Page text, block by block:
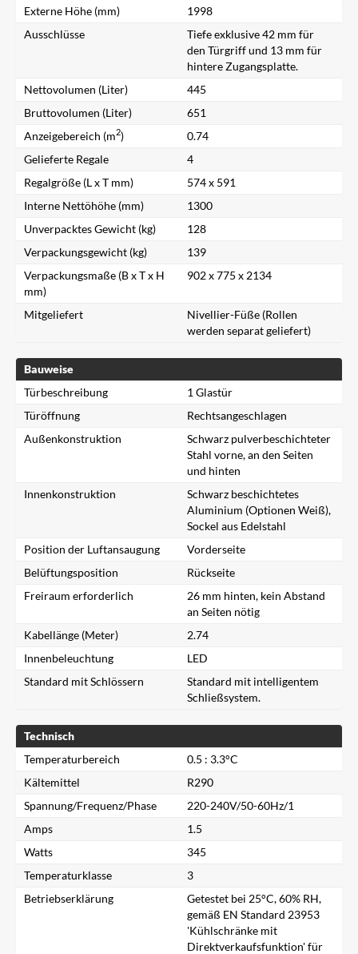
Schließen
Externe Höhe (mm)
1998
Ausschlüsse
Tiefe exklusive 42 mm für
den Türgriff und 13 mm für
hintere Zugangsplatte.
Nettovolumen (Liter)
445
Bruttovolumen (Liter)
651
Anzeigebereich (m2)
0.74
Gelieferte Regale
4
Regalgröße (L x T mm)
574 x 591
Interne Nettöhöhe (mm)
1300
Unverpacktes Gewicht (kg)
128
Verpackungsgewicht (kg)
139
Verpackungsmaße (B x T x H
mm)
902 x 775 x 2134
Mitgeliefert
Nivellier-Füße (Rollen
werden separat geliefert)
Bauweise
Türbeschreibung
1 Glastür
Türöffnung
Rechtsangeschlagen
Außenkonstruktion
Schwarz pulverbeschichteter
Stahl vorne, an den Seiten
und hinten
Innenkonstruktion
Schwarz beschichtetes
Aluminium (Optionen Weiß),
Sockel aus Edelstahl
Position der Luftansaugung
Vorderseite
Belüftungsposition
Rückseite
Freiraum erforderlich
26 mm hinten, kein Abstand
an Seiten nötig
Kabellänge (Meter)
2.74
Innenbeleuchtung
LED
Standard mit Schlössern
Standard mit intelligentem
Schließsystem.
Technisch
Temperaturbereich
0.5 : 3.3°C
Kältemittel
R290
Spannung/Frequenz/Phase
220-240V/50-60Hz/1
Amps
1.5
Watts
345
Temperaturklasse
3
Betriebserklärung
Getestet bei 25°C, 60% RH,
gemäß EN Standard 23953
'Kühlschränke mit
Direktverkaufsfunktion' für